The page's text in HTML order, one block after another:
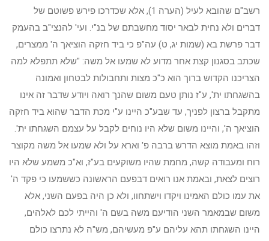
רשב"ם שהובא לעיל (הערה 1), אלא שכדרכו פירש פשוטם של
דברים ולא נחית לבאר יסוד מחשבתם של בנ"י. ועי' להנצי"ב בהעמק
דבר פרשת בא (שמות יג, ט) עה"פ כי ביד חזקה הוציאך ה' ממצרים,
שכתב בסגנון קצת אחר מדוע לא שמעו אל משה: "שלא תתפלא למה
הצריכנו הקדוש ברוך הוא כ"כ מצות ותחבולות לבטחון ואמונה
בהשגחתו ית', ע"ז נותן טעם משום שהנך רואה ויודע שדבר זה אינו
מתקבל ברצון לפניך, עד שבע"כ היינו ע"י מכת הדבר שהוא ביד חזקה
הוציאך ה', והיינו משום שלא היו נוחים לקבל על עצמם השגחתו ית'.
וזהו באמת מוצא הדרש ברבה פ' וארא על ולא שמעו אל משה מקוצר
רוח ומעבודה קשה, מחמת שהיו משוקעים בע"ז, וא"כ משמע שלא היו
רוצים לצאת, ובאמת אנו רואים דבפעם הראשונה כששמעו כי פקד ה'
את עמו כולם האמינו ויקדו וישתחוו, ולא כן היה בפעם השני, אלא
משום שבמאמר השני הודיעם משה בשם ה' והייתי לכם לאלהים,
היינו השגחתו תהא עליהם ע"פ מעשיהם, מש"ה לא נתרצו כולם